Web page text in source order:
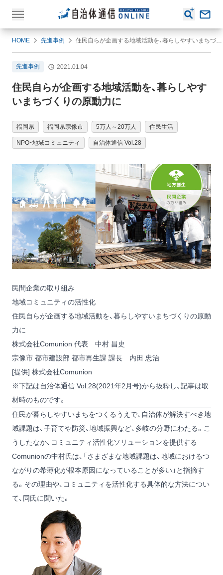
HOME 先進事例 住民自らが企画する地域活動を、暮らしやすいまちづくりの原動力に
先進事例 2021.01.04
住民自らが企画する地域活動を、暮らしやす
いまちづくりの原動力に
福岡県 福岡県宗像市 5万人～20万人 住民生活
NPO・地域コミュニティ 自治体通信 Vol.28
民間企業の取り組み
地域コミュニティの活性化
住民自らが企画する地域活動を、暮らしやすいまちづくりの原動
力に
株式会社Comunion 代表 中村 昌史
宗像市 都市建設部 都市再生課 課長 内田 忠治
[提供] 株式会社Comunion
※下記は自治体通信 Vol.28(2021年2月号)から抜粋し、記事は取
材時のものです。
住民が暮らしやすいまちをつくるうえで、自治体が解決すべき地
域課題は、子育てや防災、地域振興など、多岐の分野にわたる。こ
うしたなか、コミュニティ活性化ソリューションを提供する
Comunionの中村氏は、「さまざまな地域課題は、地域におけるつ
ながりの希薄化が根本原因になっていることが多い」と指摘す
る。その理由や、コミュニティを活性化する具体的な方法につい
て、同氏に聞いた。